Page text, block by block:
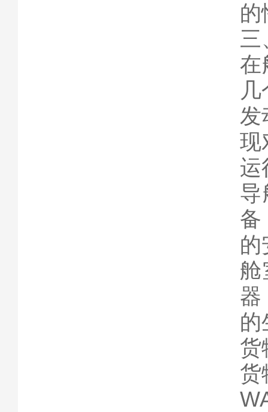
的
三
在
发
现
运
导
备
的
舱
器
的
货
货